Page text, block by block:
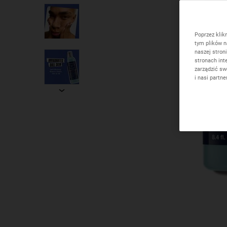
Poprzez
tym plików
naszej
stronach
zarządzić
i nasi